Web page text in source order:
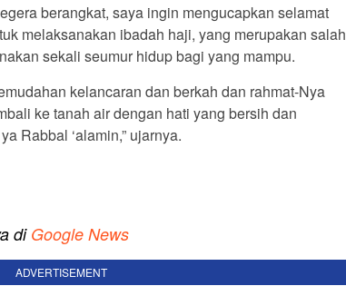
berangkat, saya ingin mengucapkan selamat
melaksanakan ibadah haji, yang merupakan salah
sekali seumur hidup bagi yang mampu.
kelancaran dan berkah dan rahmat-Nya
ke tanah air dengan hati yang bersih dan
Rabbal ‘alamin,” ujarnya.
di Google News
ADVERTISEMENT